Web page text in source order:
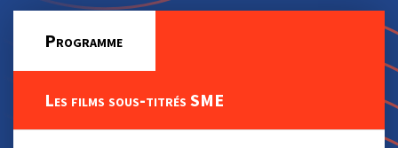
Programme
Les films sous-titrés SME